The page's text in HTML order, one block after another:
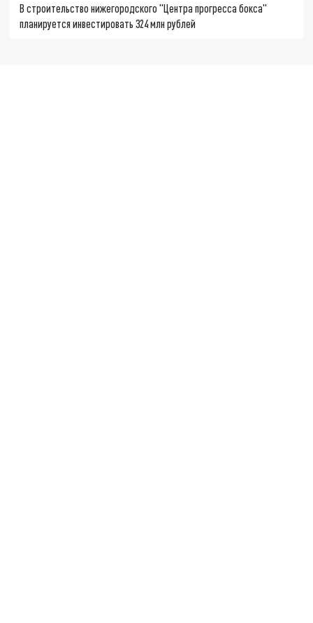
В строительство нижегородского "Центра прогресса бокса"
планируется инвестировать 324 млн рублей